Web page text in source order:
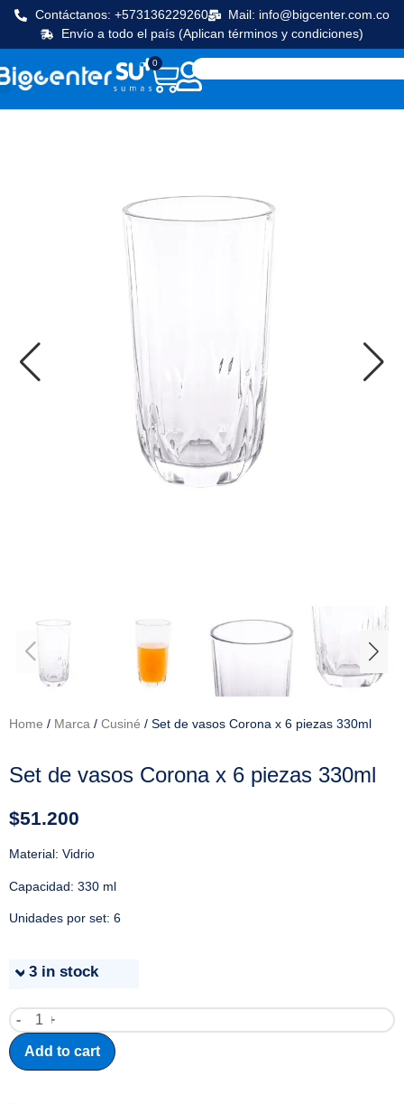
Contáctanos: +573136229260
Mail: info@bigcenter.com.co
Envío a todo el país (Aplican términos y condiciones)
0
Home / Marca / Cusiné / Set de vasos Corona x 6 piezas 330ml
Set de vasos Corona x 6 piezas 330ml
$51.200
Material: Vidrio
Capacidad: 330 ml
Unidades por set: 6
3 in stock
- +
Add to cart